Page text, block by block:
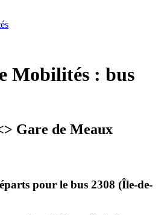
Mobilités : bus
Gare de Meaux
pour le bus 2308 (Île-de-